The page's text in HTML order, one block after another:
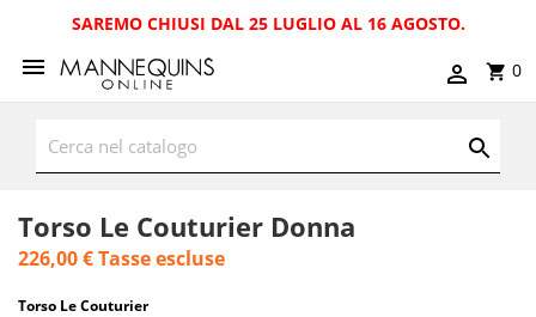
SAREMO CHIUSI DAL 25 LUGLIO AL 16 AGOSTO.
0
Torso Le Couturier Donna
226,00 €Tasse escluse
Torso Le Couturier